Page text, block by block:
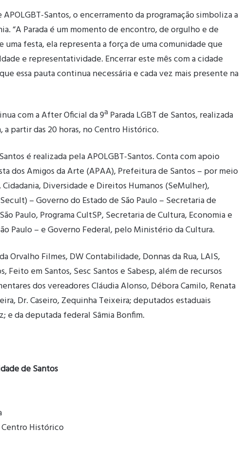
Santos, o encerramento da programação simboliza a
“A Parada é um momento de encontro, de orgulho e de
uma festa, ela representa a força de uma comunidade que
e representatividade. Encerrar este mês com a cidade
essa pauta continua necessária e cada vez mais presente na
com a After Oficial da 9ª Parada LGBT de Santos, realizada
a partir das 20 horas, no Centro Histórico.
é realizada pela APOLGBT-Santos. Conta com apoio
dos Amigos da Arte (APAA), Prefeitura de Santos – por meio
Diversidade e Direitos Humanos (SeMulher),
– Governo do Estado de São Paulo – Secretaria de
Paulo, Programa CultSP, Secretaria de Cultura, Economia e
Paulo – e Governo Federal, pelo Ministério da Cultura.
Orvalho Filmes, DW Contabilidade, Donnas da Rua, LAIS,
Feito em Santos, Sesc Santos e Sabesp, além de recursos
dos vereadores Cláudia Alonso, Débora Camilo, Renata
Dr. Caseiro, Zequinha Teixeira; deputados estaduais
e da deputada federal Sâmia Bonfim.
de Santos
Centro Histórico